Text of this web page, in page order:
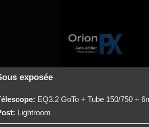
exposée
EQ3.2 GoTo + Tube 150/750 +
Lightroom